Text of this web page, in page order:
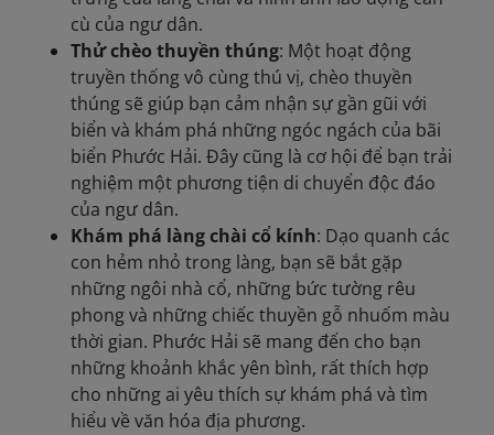
cù của ngư dân.
Thử chèo thuyền thúng: Một hoạt động
truyền thống vô cùng thú vị, chèo thuyền
thúng sẽ giúp bạn cảm nhận sự gần gũi với
biển và khám phá những ngóc ngách của bãi
biển Phước Hải. Đây cũng là cơ hội để bạn trải
nghiệm một phương tiện di chuyển độc đáo
của ngư dân.
Khám phá làng chài cổ kính: Dạo quanh các
con hẻm nhỏ trong làng, bạn sẽ bắt gặp
những ngôi nhà cổ, những bức tường rêu
phong và những chiếc thuyền gỗ nhuốm màu
thời gian. Phước Hải sẽ mang đến cho bạn
những khoảnh khắc yên bình, rất thích hợp
cho những ai yêu thích sự khám phá và tìm
hiểu về văn hóa địa phương.